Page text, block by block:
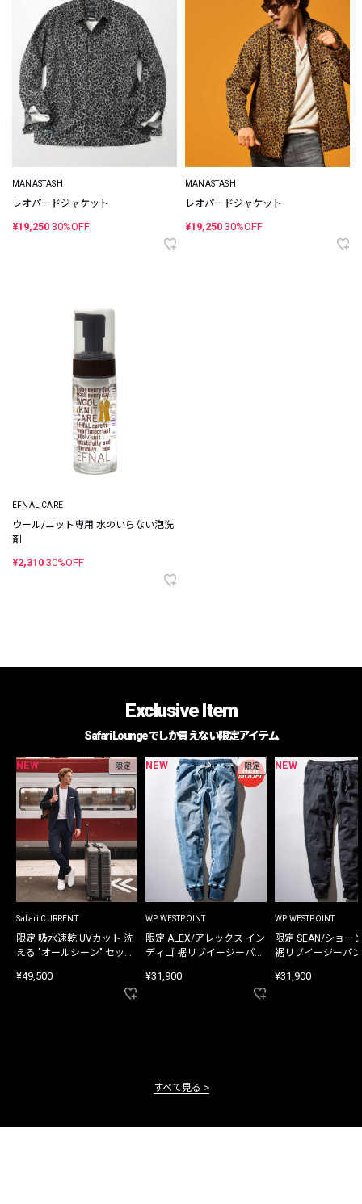
MANASTASH
レオパードジャケット
¥19,250 30%OFF
MANASTASH
レオパードジャケット
¥19,250 30%OFF
EFNAL CARE
ウール/ニット専用 水のいらない泡洗
剤
¥2,310 30%OFF
Exclusive Item
Safari Loungeでしか買えない限定アイテム
NEW 限定
Safari CURRENT
限定 吸水速乾 UVカット 洗
える "オールシーン" セット
¥49,500
NEW 限定
WP WESTPOINT
限定 ALEX/アレックス イン
ディゴ 裾リブイージーパン
¥31,900
NEW
WP WESTPOINT
限定 SEAN/ショー
裾リブイージーパ
¥31,900
すべて見る